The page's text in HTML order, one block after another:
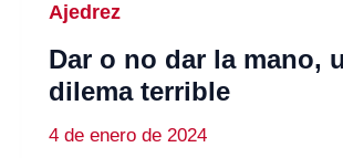
Ajedrez
Dar o no dar la mano,
dilema terrible
4 de enero de 2024